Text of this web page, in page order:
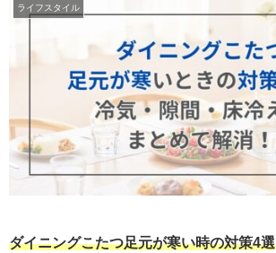
ライフスタイル
ダイニングこたつ足元が寒い時の対策4選